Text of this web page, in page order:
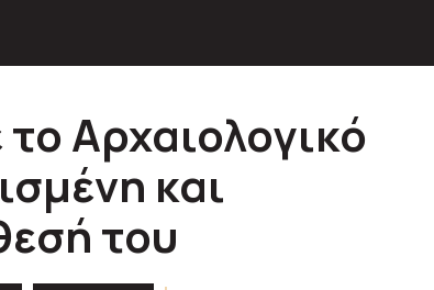
Αρχαιολογικό
και
του